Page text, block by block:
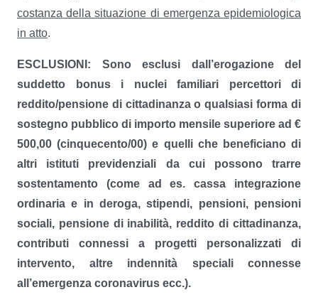
costanza della situazione di emergenza epidemiologica
in atto.
ESCLUSIONI: Sono esclusi dall’erogazione del
suddetto bonus i nuclei familiari percettori di
reddito/pensione di cittadinanza o qualsiasi forma di
sostegno pubblico di importo mensile superiore ad €
500,00 (cinquecento/00) e quelli che beneficiano di
altri istituti previdenziali da cui possono trarre
sostentamento (come ad es. cassa integrazione
ordinaria e in deroga, stipendi, pensioni, pensioni
sociali, pensione di inabilità, reddito di cittadinanza,
contributi connessi a progetti personalizzati di
intervento, altre indennità speciali connesse
all’emergenza coronavirus ecc.).